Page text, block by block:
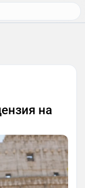
на